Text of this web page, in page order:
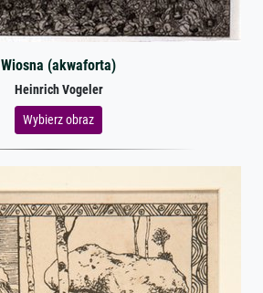
Wiosna (akwaforta)
Heinrich Vogeler
Wybierz obraz